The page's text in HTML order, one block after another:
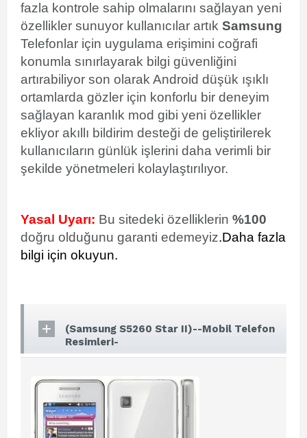
fazla kontrole sahip olmalarını sağlayan yeni
özellikler sunuyor kullanıcılar artık Samsung
Telefonlar için uygulama erişimini coğrafi
konumla sınırlayarak bilgi güvenliğini
artırabiliyor son olarak Android düşük ışıklı
ortamlarda gözler için konforlu bir deneyim
sağlayan karanlık mod gibi yeni özellikler
ekliyor akıllı bildirim desteği de geliştirilerek
kullanıcıların günlük işlerini daha verimli bir
şekilde yönetmeleri kolaylaştırılıyor.
Yasal Uyarı: Bu sitedeki özelliklerin %100
doğru olduğunu garanti edemeyiz.Daha fazla
bilgi için okuyun.
(Samsung S5260 Star II)--Mobil Telefon
Resimleri-